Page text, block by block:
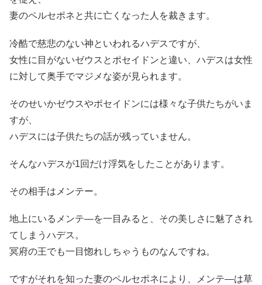
妻のペルセポネと共に亡くなった人を裁きます。
冷酷で慈悲のない神といわれるハデスですが、
女性に目がないゼウスとポセイドンと違い、ハデスは女性
に対して奥手でマジメな姿が見られます。
そのせいかゼウスやポセイドンには様々な子供たちがいま
すが、
ハデスには子供たちの話が残っていません。
そんなハデスが1回だけ浮気をしたことがあります。
その相手はメンテー。
地上にいるメンテ―を一目みると、その美しさに魅了され
てしまうハデス。
冥府の王でも一目惚れしちゃうものなんですね。
ですがそれを知った妻のペルセポネにより、メンテ―は草